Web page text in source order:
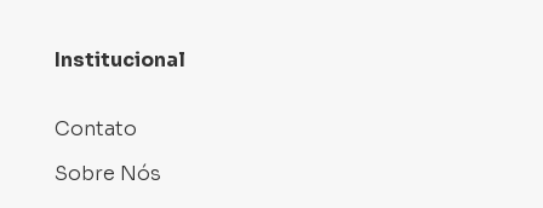
Institucional
Contato
Sobre Nós